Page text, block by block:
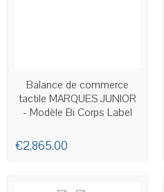
AVAILABLE
Balance de commerce
tactile MARQUES JUNIOR
- Modèle Bi Corps Label
€2,865.00